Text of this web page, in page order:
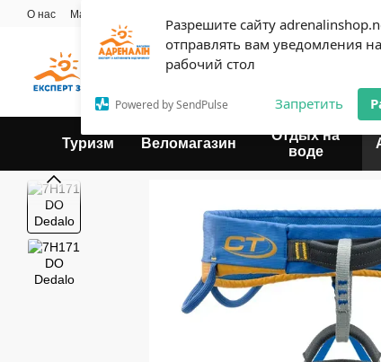
Разрешите сайту
отправлять вам уведомления на
рабочий стол
Powered by SendPulse Запретить
Перейти к основному контенту
О нас Мастерская
Пользовательское соглашение
Эксперт твоего отдыха
Туризм Веломагазин
Отдых на
воде